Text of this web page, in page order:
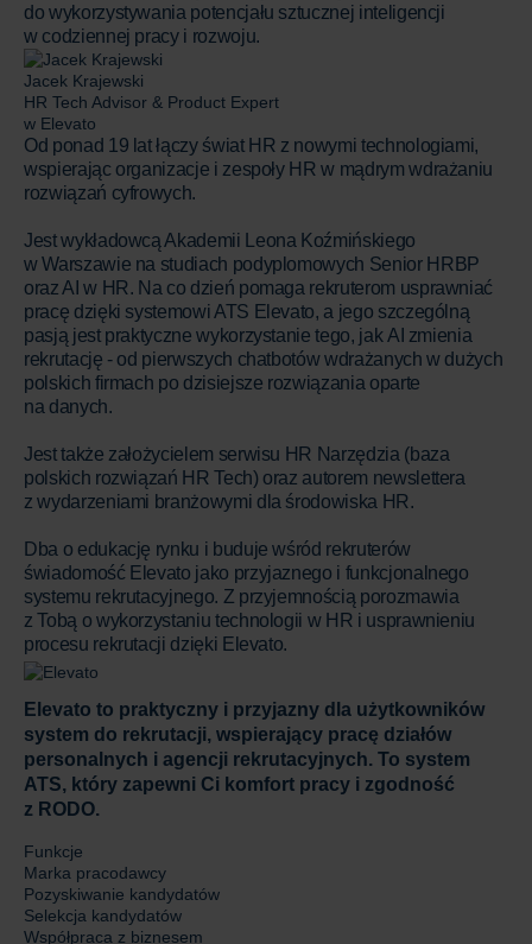
do wykorzystywania potencjału sztucznej inteligencji
w codziennej pracy i rozwoju.
Jacek Krajewski
HR Tech Advisor & Product Expert
w Elevato
Od ponad 19 lat łączy świat HR z nowymi technologiami,
wspierając organizacje i zespoły HR w mądrym wdrażaniu
rozwiązań cyfrowych.
Jest wykładowcą Akademii Leona Koźmińskiego
w Warszawie na studiach podyplomowych Senior HRBP
oraz AI w HR. Na co dzień pomaga rekruterom usprawniać
pracę dzięki systemowi ATS Elevato, a jego szczególną
pasją jest praktyczne wykorzystanie tego, jak AI zmienia
rekrutację - od pierwszych chatbotów wdrażanych w dużych
polskich firmach po dzisiejsze rozwiązania oparte
na danych.
Jest także założycielem serwisu HR Narzędzia (baza
polskich rozwiązań HR Tech) oraz autorem newslettera
z wydarzeniami branżowymi dla środowiska HR.
Dba o edukację rynku i buduje wśród rekruterów
świadomość Elevato jako przyjaznego i funkcjonalnego
systemu rekrutacyjnego. Z przyjemnością porozmawia
z Tobą o wykorzystaniu technologii w HR i usprawnieniu
procesu rekrutacji dzięki Elevato.
Elevato to praktyczny i przyjazny dla użytkowników
system do rekrutacji, wspierający pracę działów
personalnych i agencji rekrutacyjnych. To system
ATS, który zapewni Ci komfort pracy i zgodność
z RODO.
Funkcje
Marka pracodawcy
Pozyskiwanie kandydatów
Selekcja kandydatów
Współpraca z biznesem